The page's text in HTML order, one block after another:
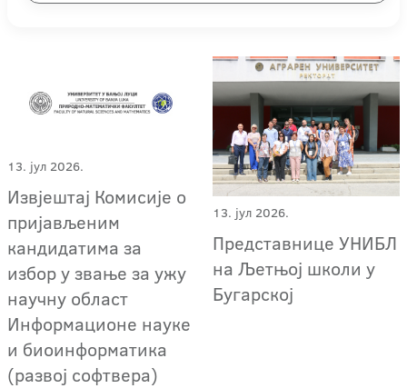
13. јул 2026.
Извјештај Комисије о
пријављеним
кандидатима за
избор у звање за ужу
научну област
Информационе науке
и биоинформатика
(развој софтвера)
13. јул 2026.
Представнице УНИБЛ
на Љетњој школи у
Бугарској